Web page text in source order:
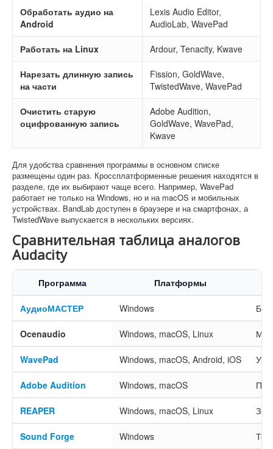
Обработать аудио на
Android
Lexis Audio Editor,
AudioLab, WavePad
Работать на Linux Ardour, Tenacity, Kwave
Нарезать длинную запись
на части
Fission, GoldWave,
TwistedWave, WavePad
Очистить старую
оцифрованную запись
Adobe Audition,
GoldWave, WavePad,
Kwave
Для удобства сравнения программы в основном списке
размещены один раз. Кроссплатформенные решения находятся в
разделе, где их выбирают чаще всего. Например, WavePad
работает не только на Windows, но и на macOS и мобильных
устройствах. BandLab доступен в браузере и на смартфонах, а
TwistedWave выпускается в нескольких версиях.
Сравнительная таблица аналогов
Audacity
Программа Платформы
АудиоМАСТЕР Windows
Ocenaudio Windows, macOS, Linux
WavePad Windows, macOS, Android, iOS
Adobe Audition Windows, macOS
REAPER Windows, macOS, Linux
Sound Forge Windows